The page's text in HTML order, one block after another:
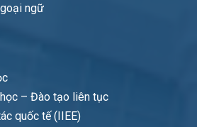
ngữ
– Đào tạo liên tục
quốc tế (IIEE)